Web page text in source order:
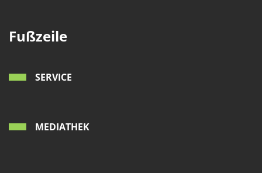
Fußzeile
SERVICE
MEDIATHEK